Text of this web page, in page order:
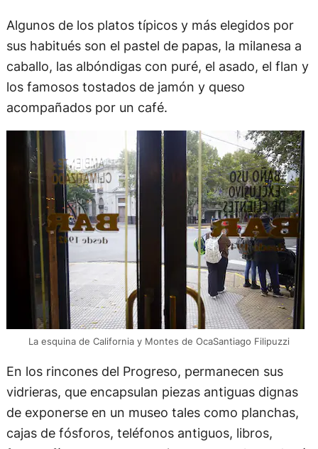
Algunos de los platos típicos y más elegidos por
sus habitués son el pastel de papas, la milanesa a
caballo, las albóndigas con puré, el asado, el flan y
los famosos tostados de jamón y queso
acompañados por un café.
La esquina de California y Montes de OcaSantiago Filipuzzi
En los rincones del Progreso, permanecen sus
vidrieras, que encapsulan piezas antiguas dignas
de exponerse en un museo tales como planchas,
cajas de fósforos, teléfonos antiguos, libros,